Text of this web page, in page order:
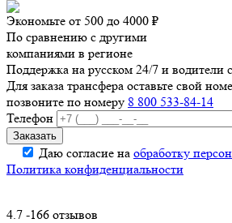
Экономьте от 500 до 4000 ₽
По сравнению с другими
компаниями в регионе
Поддержка на русском 24/7 и водители
Для заказа трансфера оставьте свой
позвоните по номеру 8 800 533-84-14
Телефон
Даю согласие на обработку
Политика конфиденциальности
4.7 -166 отзывов